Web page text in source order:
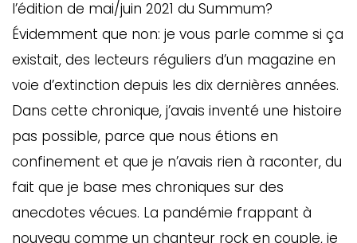
l’édition de mai/juin 2021 du Summum?
Évidemment que non: je vous parle comme si ça
existait, des lecteurs réguliers d’un magazine en
voie d’extinction depuis les dix dernières années.
Dans cette chronique, j’avais inventé une histoire
pas possible, parce que nous étions en
confinement et que je n’avais rien à raconter, du
fait que je base mes chroniques sur des
anecdotes vécues. La pandémie frappant à
nouveau comme un chanteur rock en couple, je